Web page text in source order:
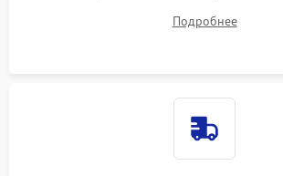
Подробнее